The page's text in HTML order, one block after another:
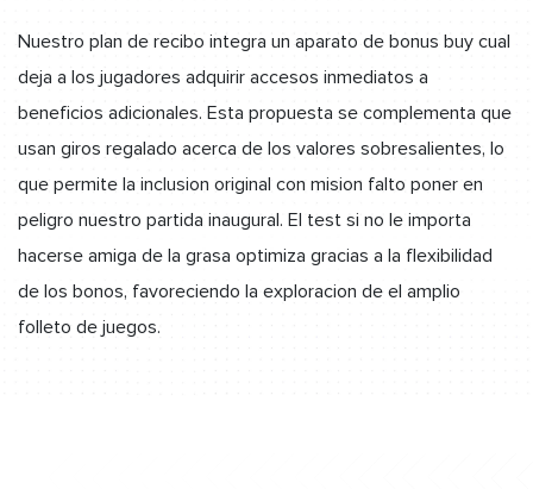
Nuestro plan de recibo integra un aparato de bonus buy cual
deja a los jugadores adquirir accesos inmediatos a
beneficios adicionales. Esta propuesta se complementa que
usan giros regalado acerca de los valores sobresalientes, lo
que permite la inclusion original con mision falto poner en
peligro nuestro partida inaugural. El test si no le importa
hacerse amiga de la grasa optimiza gracias a la flexibilidad
de los bonos, favoreciendo la exploracion de el amplio
folleto de juegos.